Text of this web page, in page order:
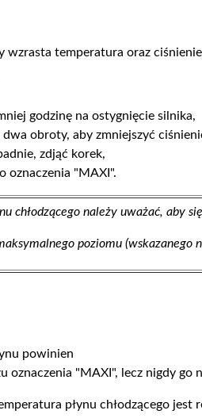
wzrasta temperatura oraz ciśnienie
godzinę na ostygnięcie silnika,
obroty, aby zmniejszyć
zdjąć korek,
oznaczenia "MAXI".
chłodzącego należy uważać, aby
poziomu (wskazanego
powinien
oznaczenia "MAXI", lecz nigdy go
płynu chłodzącego